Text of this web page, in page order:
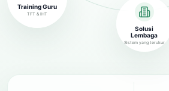
Training Guru
TFT & IHT
Solusi
Lembaga
Sistem yang terukur